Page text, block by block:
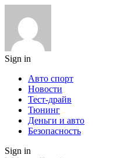
Sign in
Авто спорт
Новости
Тест-драйв
Тюнинг
Деньги и авто
Безопасность
Sign in